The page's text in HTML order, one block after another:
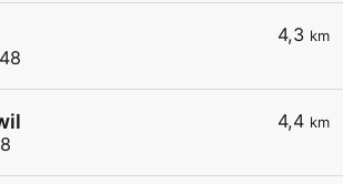
4,3 km
4,4 km